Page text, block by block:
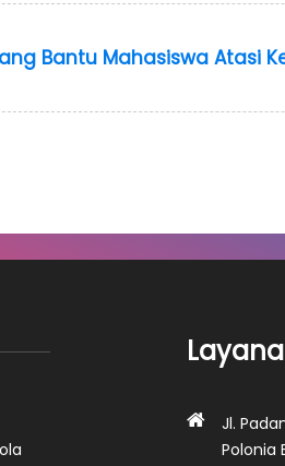
Bantu Mahasiswa Atasi
Jl.
Polonia